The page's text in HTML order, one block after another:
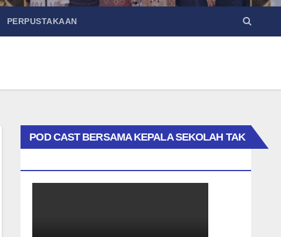
PERPUSTAKAAN
POD CAST BERSAMA KEPALA SEKOLAH TAK